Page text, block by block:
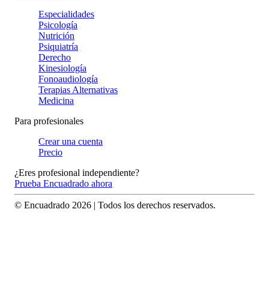
Especialidades
Psicología
Nutrición
Psiquiatría
Derecho
Kinesiología
Fonoaudiología
Terapias Alternativas
Medicina
Para profesionales
Crear una cuenta
Precio
¿Eres profesional independiente?
Prueba Encuadrado ahora
© Encuadrado 2026 | Todos los derechos reservados.